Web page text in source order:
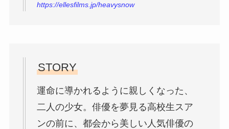
https://ellesfilms.jp/heavysnow
STORY
運命に導かれるように親しくなった、
二人の少女。俳優を夢見る高校生スア
ンの前に、都会から美しい人気俳優の